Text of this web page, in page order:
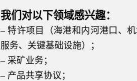
我们对以下领域感兴趣：
– 特许项目（海港和内河港口、
服务、关键基础设施）；
– 采矿业务；
– 产品共享协议；